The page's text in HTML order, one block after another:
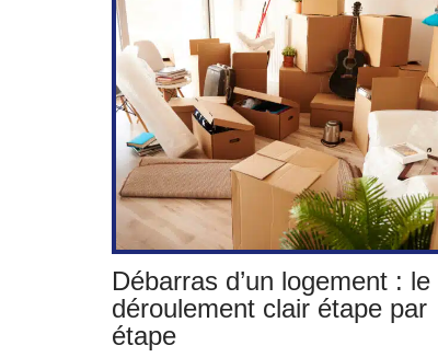
Débarras d’un logement : le
déroulement clair étape par
étape